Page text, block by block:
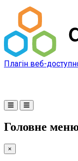
Плагін веб-
Головне
×